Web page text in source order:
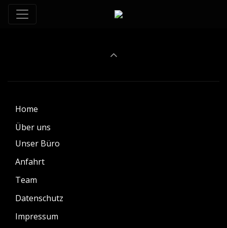
Home
Über uns
Unser Büro
Anfahrt
Team
Datenschutz
Impressum